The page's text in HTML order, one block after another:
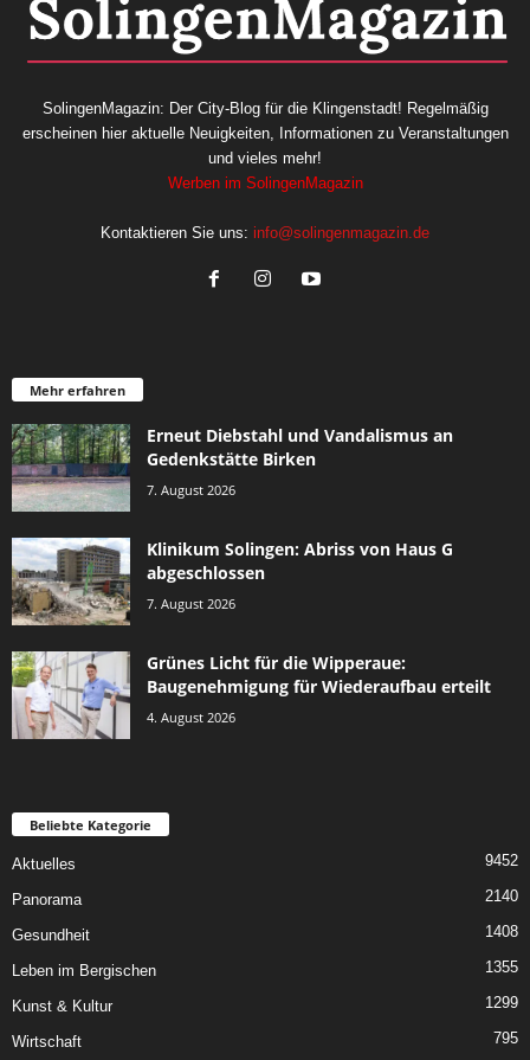
SolingenMagazin: Der City-Blog für die Klingenstadt! Regelmäßig
erscheinen hier aktuelle Neuigkeiten, Informationen zu Veranstaltungen
und vieles mehr!
Werben im SolingenMagazin
Kontaktieren Sie uns: info@solingenmagazin.de
Mehr erfahren
Erneut Diebstahl und Vandalismus an
Gedenkstätte Birken
7. August 2026
Klinikum Solingen: Abriss von Haus G
abgeschlossen
7. August 2026
Grünes Licht für die Wipperaue:
Baugenehmigung für Wiederaufbau erteilt
4. August 2026
Beliebte Kategorie
Aktuelles 9452
Panorama 2140
Gesundheit 1408
Leben im Bergischen 1355
Kunst & Kultur 1299
Wirtschaft 795